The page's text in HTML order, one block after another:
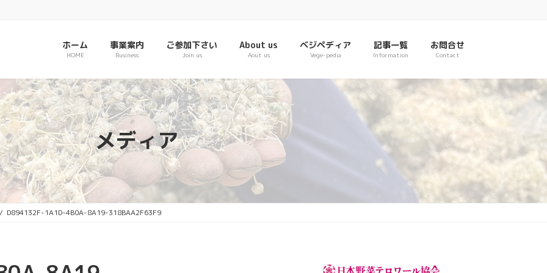
ホーム
HOME
事業案内
Business
ご参加下さい
Join us
About us
Aout us
ベジペディア
Vege-pedia
記事一覧
Information
お問合せ
Contact
メディア
D894132F-1A1D-4B0A-8A19-318BAA2F63F9